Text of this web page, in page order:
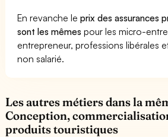
En revanche leprix des assurances
sont les mêmes pour les micro-
entrepreneur, professions libérales
non salarié.
Les autres métiers dans la
Conception,
produits touristiques